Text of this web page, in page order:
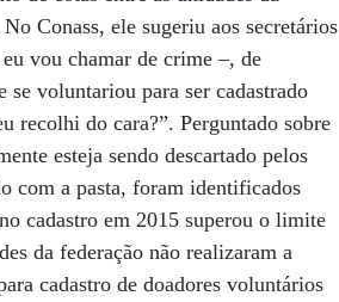
Conass, ele sugeriu aos secretários
vou chamar de crime –, de
voluntariou para ser cadastrado
recolhi do cara?”. Perguntado sobre
esteja sendo descartado pelos
com a pasta, foram identificados
cadastro em 2015 superou o limite
da federação não realizaram a
cadastro de doadores voluntários